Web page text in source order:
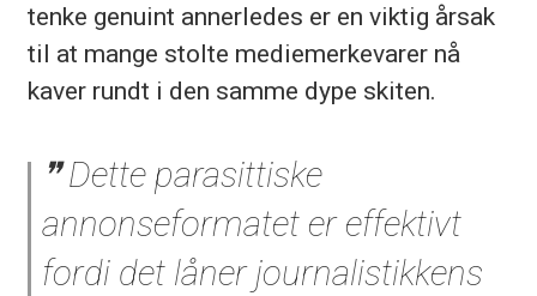
tenke genuint annerledes er en viktig årsak
til at mange stolte mediemerkevarer nå
kaver rundt i den samme dype skiten.
Dette parasittiske
annonseformatet er effektivt
fordi det låner journalistikkens